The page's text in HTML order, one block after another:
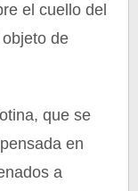
el cuello del
de
que se
en
a